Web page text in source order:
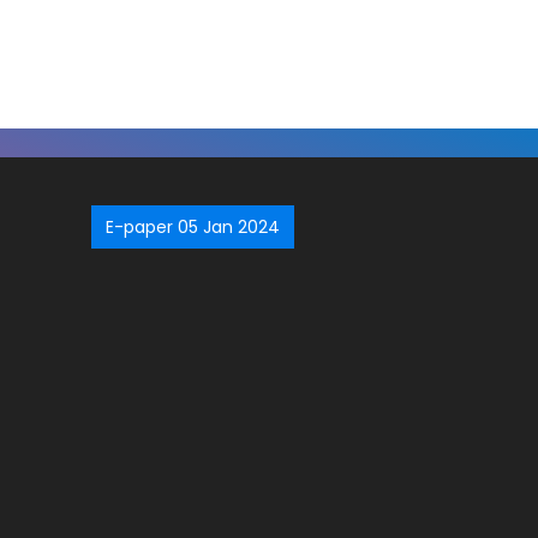
E-paper 05 Jan 2024